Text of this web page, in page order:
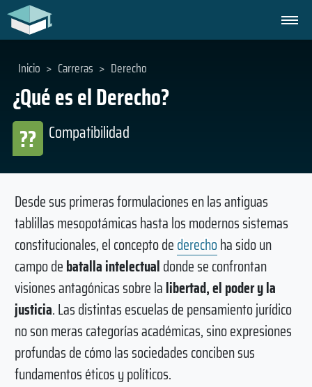
¿Qué es el Derecho?
Compatibilidad
??
Inicio > Carreras > Derecho
Desde sus primeras formulaciones en las antiguas
tablillas mesopotámicas hasta los modernos sistemas
constitucionales, el concepto dederechoha sido un
campo debatalla intelectualdonde se confrontan
visiones antagónicas sobre lalibertad, el poder y la
justicia. Las distintas escuelas de pensamiento jurídico
no son meras categorías académicas, sino expresiones
profundas de cómo las sociedades conciben sus
fundamentos éticos y políticos.